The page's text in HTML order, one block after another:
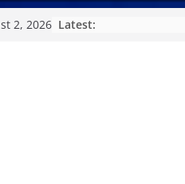
2, 2026 Latest: